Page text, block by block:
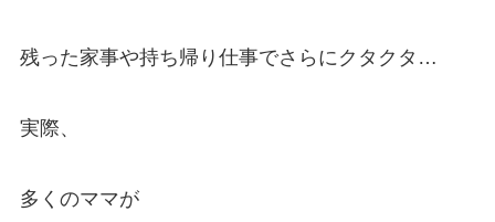
残った家事や持ち帰り仕事でさらにクタクタ…
実際、
多くのママが